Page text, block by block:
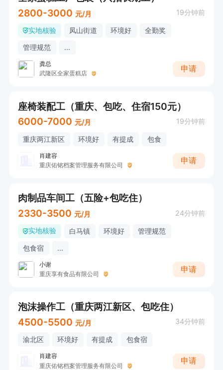
2800-3000 元/月 19分钟前
实地核验 凤山街道 环境好
全勤奖
管理规范
...
龚总
武隆区全家蛋糕店
申请
座椅装配工（重庆、包吃、住宿150元）
6000-7000 元/月 19分钟前
重庆两江新区 环境好 有提成 包食
肖建容
重庆佑铭档案管理服务有限公司
申请
肉制品车间工（五险+包吃住）
2330-3500 元/月 24分钟前
实地核验 白马镇 环境好
管理规范
包食宿
...
小谢
重庆享有食品有限公司
申请
泡沫操作工（重庆两江新区、包吃住）
4500-5500 元/月 34分钟前
渝北区 环境好 有提成 包食宿
肖建容
重庆佑铭档案管理服务有限公司
申请